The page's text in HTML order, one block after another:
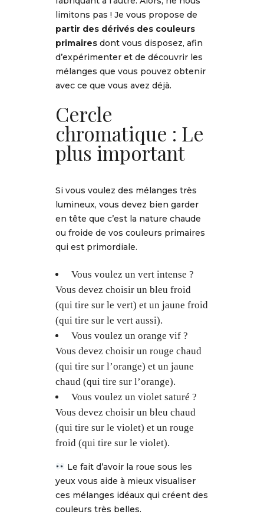
limitons pas ! Je vous propose de
partir des dérivés des couleurs
primaires dont vous disposez, afin
d’expérimenter et de découvrir les
mélanges que vous pouvez obtenir
avec ce que vous avez déjà.
Cercle
chromatique : Le
plus important
Si vous voulez des mélanges très
lumineux, vous devez bien garder
en tête que c’est la nature chaude
ou froide de vos couleurs primaires
qui est primordiale.
Vous voulez un vert intense ?
Vous devez choisir un bleu froid
(qui tire sur le vert) et un jaune froid
(qui tire sur le vert aussi).
Vous voulez un orange vif ?
Vous devez choisir un rouge chaud
(qui tire sur l’orange) et un jaune
chaud (qui tire sur l’orange).
Vous voulez un violet saturé ?
Vous devez choisir un bleu chaud
(qui tire sur le violet) et un rouge
froid (qui tire sur le violet).
Le fait d’avoir la roue sous les
yeux vous aide à mieux visualiser
ces mélanges idéaux qui créent des
couleurs très belles.